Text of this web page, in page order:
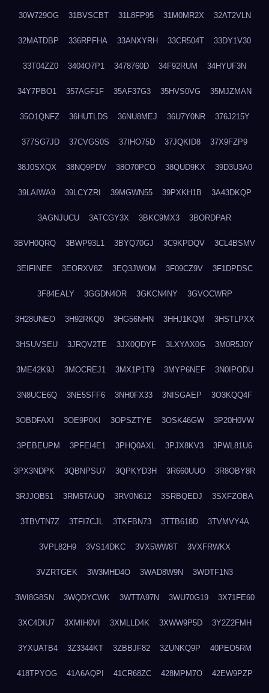
30W729OG 31BVSCBT 31L8FP95 31M0MR2X 32AT2VLN
32MATDBP 336RPFHA 33ANXYRH 33CR504T 33DY1V30
33T04ZZ0 3404O7P1 3478760D 34F92RUM 34HYUF3N
34Y7PBO1 357AGF1F 35AF37G3 35HVS0VG 35MJZMAN
35O1QNFZ 36HUTLDS 36NU8MEJ 36U7Y0NR 376J215Y
377SG7JD 37CVGS0S 37IHO75D 37JQKID8 37X9FZP9
38J0SXQX 38NQ9PDV 38O70PCO 38QUD9KX 39D3U3A0
39LAIWA9 39LCYZRI 39MGWN55 39PXKH1B 3A43DKQP
3AGNJUCU 3ATCGY3X 3BKC9MX3 3BORDPAR
3BVH0QRQ 3BWP93L1 3BYQ70GJ 3C9KPDQV 3CL4BSMV
3EIFINEE 3EORXV8Z 3EQ3JWOM 3F09CZ9V 3F1DPDSC
3F84EALY 3GGDN4OR 3GKCN4NY 3GVOCWRP
3H28UNEO 3H92RKQ0 3HG56NHN 3HHJ1KQM 3HSTLPXX
3HSUVSEU 3JRQV2TE 3JX0QDYF 3LXYAX0G 3M0R5J0Y
3ME42K9J 3MOCREJ1 3MX1P1T9 3MYP6NEF 3N0IPODU
3N8UCE6Q 3NE5SFF6 3NH0FX33 3NISGAEP 3O3KQQ4F
3OBDFAXI 3OE9P0KI 3OPSZTYE 3OSK46GW 3P20H0VW
3PEBEUPM 3PFEI4E1 3PHQ0AXL 3PJX8KV3 3PWL81U6
3PX3NDPK 3QBNPSU7 3QPKYD3H 3R660UUO 3R8OBY8R
3RJJOB51 3RM5TAUQ 3RV0N612 3SRBQEDJ 3SXFZOBA
3TBVTN7Z 3TFI7CJL 3TKFBN73 3TTB618D 3TVMVY4A
3VPL82H9 3VS14DKC 3VX5WW8T 3VXFRWKX
3VZRTGEK 3W3MHD4O 3WAD8W9N 3WDTF1N3
3WI8G8SN 3WQDYCWK 3WTTA97N 3WU70G19 3X71FE60
3XC4DIU7 3XMIH0VI 3XMLLD4K 3XWW9P5D 3Y2Z2FMH
3YXUATB4 3Z3344KT 3ZBBJF82 3ZUNKQ9P 40PEO5RM
418TPYOG 41A6AQPI 41CR68ZC 428MPM7O 42EW9PZP